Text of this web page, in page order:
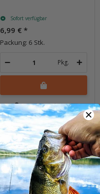
Sofort verfügbar
6,99 € *
Packung: 6 Stk.
Pkg.
Frage zum Artikel